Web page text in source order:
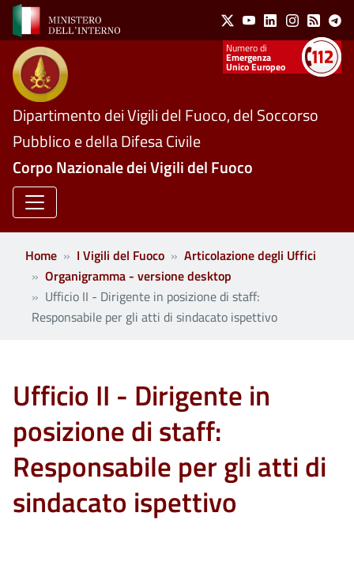
Salta al contenuto principale Social Menu
X YoutubeLinkedinInstagram
Feed
Numeri utili
Emergenza
Unico Europeo
Dipartimento dei Vigili del Fuoco, del Soccorso
Pubblico e della Difesa Civile
Corpo Nazionale dei Vigili del Fuoco
Home I Vigili del Fuoco
Articolazione degli Uffici
Organigramma - versione desktop
Ufficio II - Dirigente in posizione di staff:
Responsabile per gli atti di sindacato ispettivo
Ufficio II - Dirigente in
posizione di staff:
Responsabile per gli atti di
sindacato ispettivo